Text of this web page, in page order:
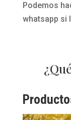
Podemos
whatsapp si